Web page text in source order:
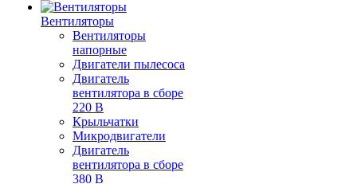
Вентиляторы
Вентиляторы
напорные
Двигатели пылесоса
Двигатель
вентилятора в сборе
220 В
Крыльчатки
Микродвигатели
Двигатель
вентилятора в сборе
380 В